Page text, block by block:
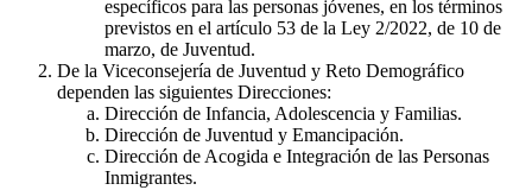
específicos para las personas jóvenes, en los términos
previstos en el artículo 53 de la Ley 2/2022, de 10 de
marzo, de Juventud.
De la Viceconsejería de Juventud y Reto Demográfico
dependen las siguientes Direcciones:
Dirección de Infancia, Adolescencia y Familias.
Dirección de Juventud y Emancipación.
Dirección de Acogida e Integración de las Personas
Inmigrantes.